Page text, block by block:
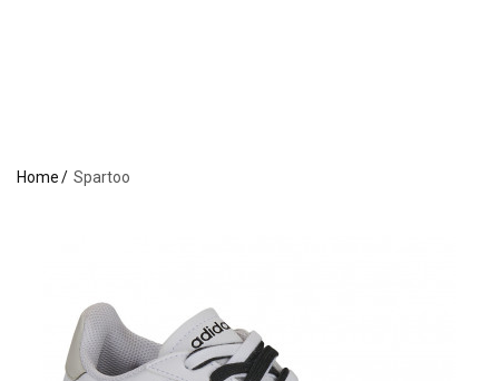
Home Spartoo